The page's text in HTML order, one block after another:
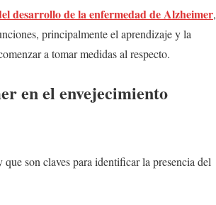
desarrollo de la enfermedad de Alzheimer,
principalmente el aprendizaje y la
a tomar medidas al respecto.
en el envejecimiento
son claves para identificar la presencia del